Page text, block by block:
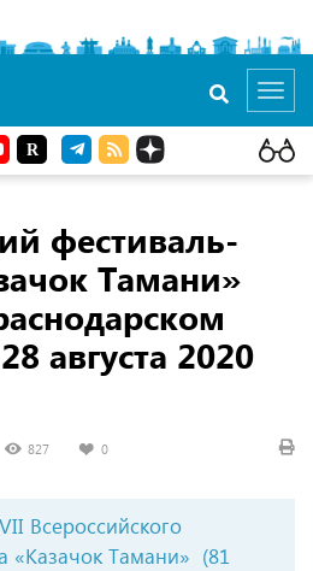
фестиваль-
Тамани»
августа 2020
827 0
Всероссийского
«Казачок Тамани» (81